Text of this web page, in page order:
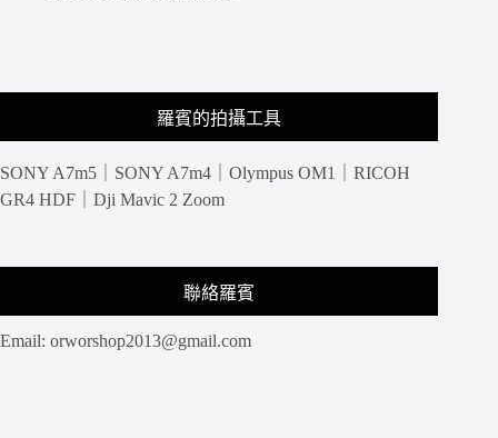
羅賓的拍攝工具
SONY A7m5｜SONY A7m4｜Olympus OM1｜RICOH
GR4 HDF｜Dji Mavic 2 Zoom
聯絡羅賓
Email: orworshop2013@gmail.com